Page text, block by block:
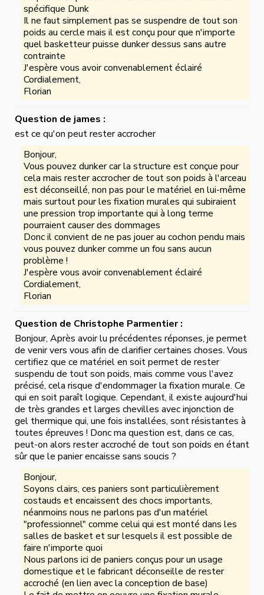
spécifique Dunk
Il ne faut simplement pas se suspendre de tout son
poids au cercle mais il est conçu pour que n'importe
quel basketteur puisse dunker dessus sans autre
contrainte
J'espère vous avoir convenablement éclairé
Cordialement,
Florian
Question de james :
est ce qu'on peut rester accrocher
Bonjour,
Vous pouvez dunker car la structure est conçue pour
cela mais rester accrocher de tout son poids à l'arceau
est déconseillé, non pas pour le matériel en lui-même
mais surtout pour les fixation murales qui subiraient
une pression trop importante qui à long terme
pourraient causer des dommages
Donc il convient de ne pas jouer au cochon pendu mais
vous pouvez dunker comme un fou sans aucun
problème !
J'espère vous avoir convenablement éclairé
Cordialement,
Florian
Question de Christophe Parmentier :
Bonjour, Après avoir lu précédentes réponses, je permet
de venir vers vous afin de clarifier certaines choses. Vous
certifiez que ce matériel en soit permet de rester
suspendu de tout son poids, mais comme vous l'avez
précisé, cela risque d'endommager la fixation murale. Ce
qui en soit paraît logique. Cependant, il existe aujourd'hui
de très grandes et larges chevilles avec injonction de
gel thermique qui, une fois installées, sont résistantes à
toutes épreuves ! Donc ma question est, dans ce cas,
peut-on alors rester accroché de tout son poids en étant
sûr que le panier encaisse sans soucis ?
Bonjour,
Soyons clairs, ces paniers sont particulièrement
costauds et encaissent des chocs importants,
néanmoins nous ne parlons pas d'un matériel
"professionnel" comme celui qui est monté dans les
salles de basket et sur lesquels il est possible de
faire n'importe quoi
Nous parlons ici de paniers conçus pour un usage
domestique et le fabricant déconseille de rester
accroché (en lien avec la conception de base)